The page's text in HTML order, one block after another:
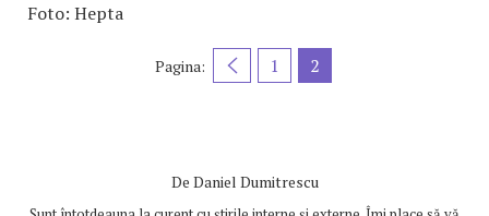
Foto: Hepta
Pagina: 1 2
De Daniel Dumitrescu